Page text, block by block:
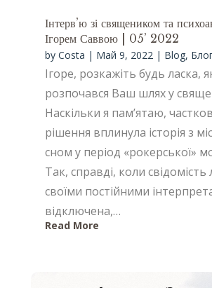
Інтерв’ю зі священиком та
Ігорем Саввою | 05’ 2022
by Costa | Май 9, 2022| Blog,
Ігоре, розкажіть будь ласка,
розпочався Ваш шлях у
Наскільки я пам’ятаю,
рішення вплинула історія з
сном у період «рокерської»
Так, справді, коли
своїми постійними
відключена,…
Read More